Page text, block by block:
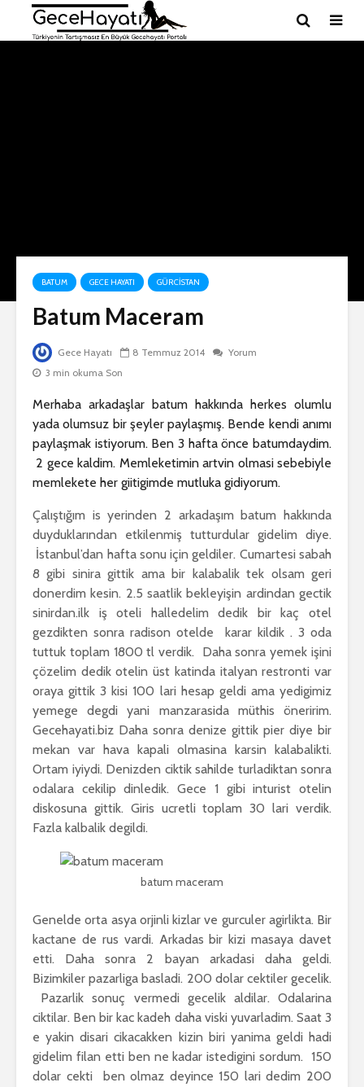
BATUM GECE HAYATI GÜRCISTAN
Batum Maceram
Gece Hayatı 8 Temmuz 2014
Yorum
3 min okuma Son
Merhaba arkadaşlar batum hakkında herkes olumlu
yada olumsuz bir şeyler paylaşmış. Bende kendi anımı
paylaşmak istiyorum. Ben 3 hafta önce batumdaydim.
2 gece kaldim. Memleketimin artvin olmasi sebebiyle
memlekete her giitigimde mutluka gidiyorum.
Çalıştığım is yerinden 2 arkadaşım batum hakkında
duyduklarından etkilenmiş tutturdular gidelim diye.
İstanbul’dan hafta sonu için geldiler. Cumartesi sabah
8 gibi sinira gittik ama bir kalabalik tek olsam geri
donerdim kesin. 2.5 saatlik bekleyişin ardindan gectik
sinirdan.ilk iş oteli halledelim dedik bir kaç otel
gezdikten sonra radison otelde karar kildik . 3 oda
tuttuk toplam 1800 tl verdik. Daha sonra yemek işini
çözelim dedik otelin üst katinda italyan restronti var
oraya gittik 3 kisi 100 lari hesap geldi ama yedigimiz
yemege degdi yani manzarasida müthis öneririm.
Gecehayati.biz Daha sonra denize gittik pier diye bir
mekan var hava kapali olmasina karsin kalabalikti.
Ortam iyiydi. Denizden ciktik sahilde turladiktan sonra
odalara cekilip dinledik. Gece 1 gibi inturist otelin
diskosuna gittik. Giris ucretli toplam 30 lari verdik.
Fazla kalbalik degildi.
batum maceram
Genelde orta asya orjinli kizlar ve gurculer agirlikta. Bir
kactane de rus vardi. Arkadas bir kizi masaya davet
etti. Daha sonra 2 bayan arkadasi daha geldi.
Bizimkiler pazarliga basladi. 200 dolar cektiler gecelik.
Pazarlik sonuç vermedi gecelik aldilar. Odalarina
ciktilar. Ben bir kac kadeh daha viski yuvarladim. Saat 3
e yakin disari cikacakken kizin biri yanima geldi hadi
gidelim filan etti ben ne kadar istedigini sordum. 150
dolar cekti ben olmaz deyince 150 lari dedim 200